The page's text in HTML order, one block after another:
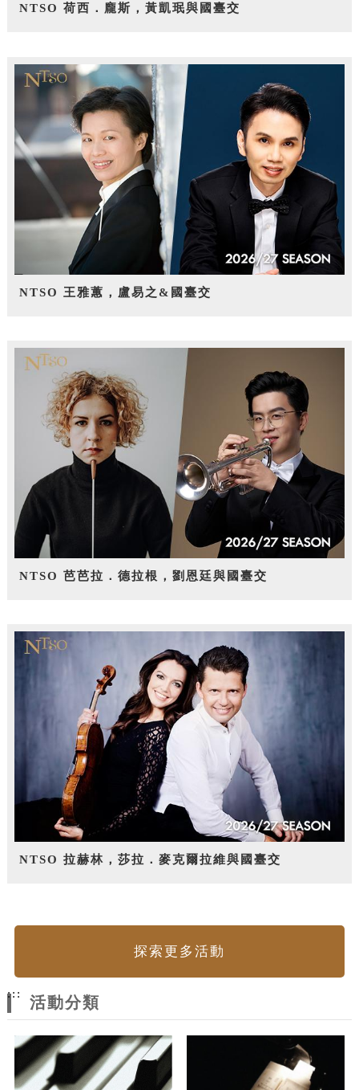
NTSO 荷西．龐斯，黃凱珉與國臺交
NTSO 王雅蕙，盧易之&國臺交
NTSO 芭芭拉．德拉根，劉恩廷與國臺交
NTSO 拉赫林，莎拉．麥克爾拉維與國臺交
探索更多活動
:::
活動分類